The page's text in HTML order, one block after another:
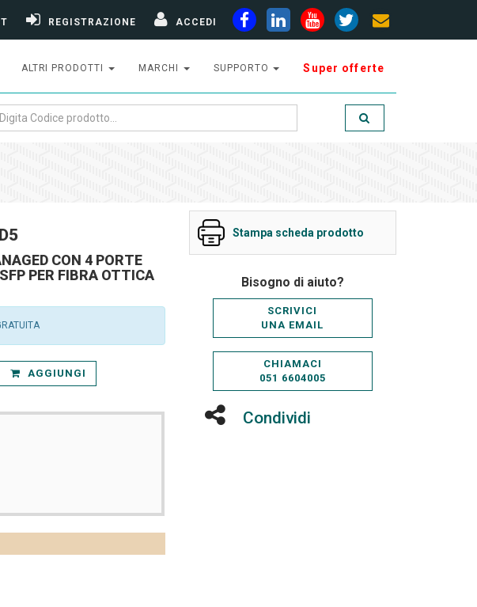
REGISTRAZIONE ACCEDI
ALTRI PRODOTTI MARCHI SUPPORTO Super offerte
CON 4 PORTE
PER FIBRA OTTICA
AGGIUNGI
Stampa scheda prodotto
Bisogno di aiuto?
SCRIVICI
UNA EMAIL
CHIAMACI
051 6604005
Condividi